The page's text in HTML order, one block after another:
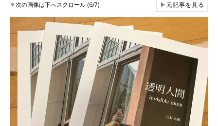
▼次の画像は下へスクロール (6/7) ▶元記事を見る